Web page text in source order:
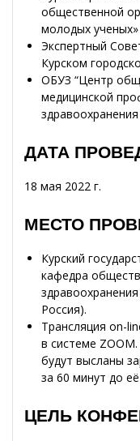
общественной
молодых ученых»
Экспертный
Курском
ОБУЗ “Центр
медицинской
ДАТА
18 мая 2022 г.
МЕСТО
Курский
кафедра
Россия).
Трансляция on-
в системе
будут высланы
за 60 минут до
ЦЕЛЬ